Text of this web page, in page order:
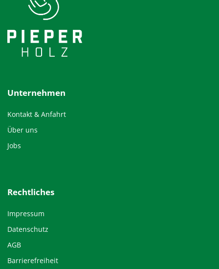
Unternehmen
Kontakt & Anfahrt
Über uns
Jobs
Rechtliches
Impressum
Datenschutz
AGB
Barrierefreiheit